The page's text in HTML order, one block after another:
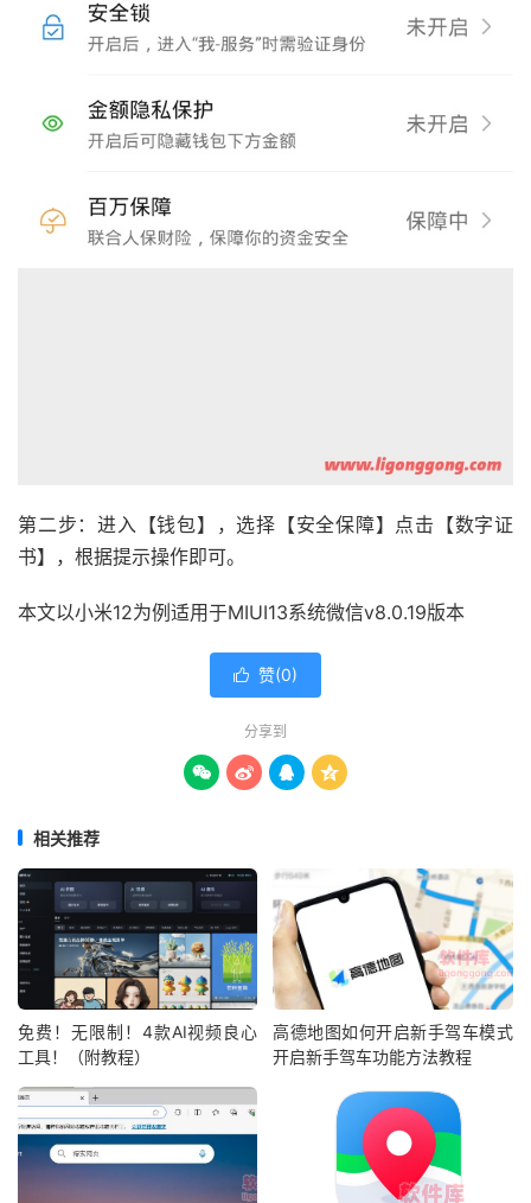
第二步：进入【钱包】，选择【安全保障】点击【数字证
书】，根据提示操作即可。
本文以小米12为例适用于MIUI13系统微信v8.0.19版本
 赞(0)
分享到
   
相关推荐
免费！无限制！4款AI视频良心
工具！（附教程）
高德地图如何开启新手驾车模式
开启新手驾车功能方法教程